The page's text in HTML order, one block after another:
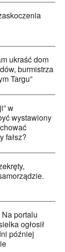
ukraść dom
burmistrza
Targu”
w
wystawiony
fałsz?
Na portalu
ogłosił
później